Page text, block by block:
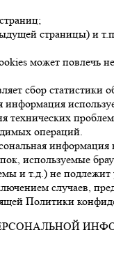
страницы) и
может повлечь
сбор статистики
информация
технических
операций.
информация
используемые
и т.д.) не
случаев,
Политики